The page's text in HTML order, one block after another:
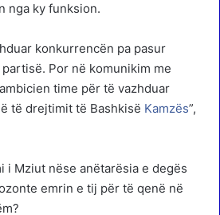
nga ky funksion.
konkurrencën pa pasur
Por në komunikim me
time për të vazhduar
të drejtimit të Bashkisë Kamzës”,
i Mziut nëse anëtarësia e degës
emrin e tij për të qenë në